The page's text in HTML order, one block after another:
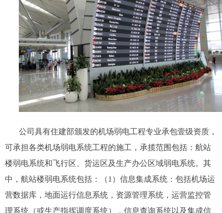
公司具有住建部颁发的机场弱电工程专业承包壹级资质，
可承担各类机场弱电系统工程的施工，承揽范围包括：航站
楼弱电系统和飞行区、货运区及生产办公区域弱电系统。其
中，航站楼弱电系统包括：（1）信息集成系统：包括机场运
营数据库，地面运行信息系统，资源管理系统，运营监控管
理系统（或生产指挥调度系统），信息查询系统以及集成信